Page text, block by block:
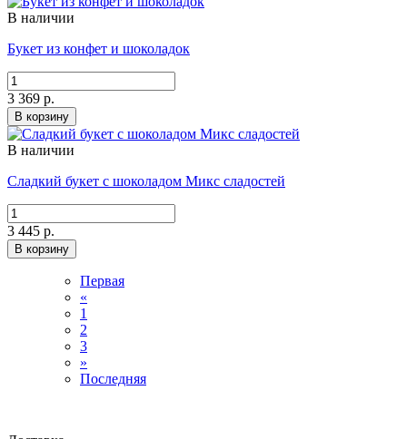
В наличии
Букет из конфет и шоколадок
3 369 р.
В корзину
В наличии
Сладкий букет с шоколадом Микс сладостей
3 445 р.
В корзину
Первая
«
1
2
3
»
Последняя